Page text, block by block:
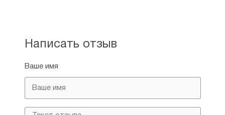
Написать отзыв
Ваше имя